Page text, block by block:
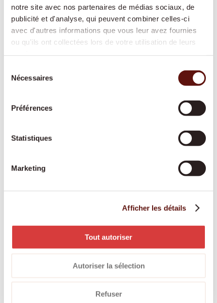
notre site avec nos partenaires de médias sociaux, de
publicité et d'analyse, qui peuvent combiner celles-ci
avec d'autres informations que vous leur avez fournies
ou qu'ils ont collectées lors de votre utilisation de leurs
Nécessaires
Préférences
Statistiques
Marketing
Afficher les détails
Tout autoriser
Autoriser la sélection
Refuser
Aide à domicile
Cuisine, ménage, lessive ou courses : nous
vous aidons dans les tâches quotidiennes afin
Aide spécialisée démence
apporte structure, sécurité et repères au
quotidien, dans le respect des habitudes de
apportent du lien social, de la structure et